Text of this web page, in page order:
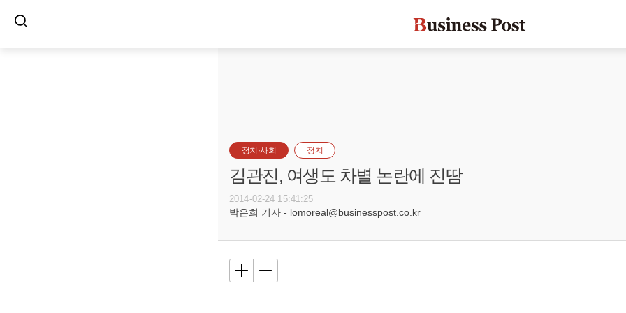
정치·사회 정치
김관진, 여생도 차별 논란에 진땀
2014-02-24 15:41:25
박은희 기자 - lomoreal@businesspost.co.kr